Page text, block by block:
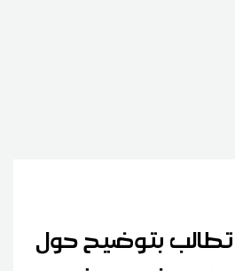
بتوضيح حول